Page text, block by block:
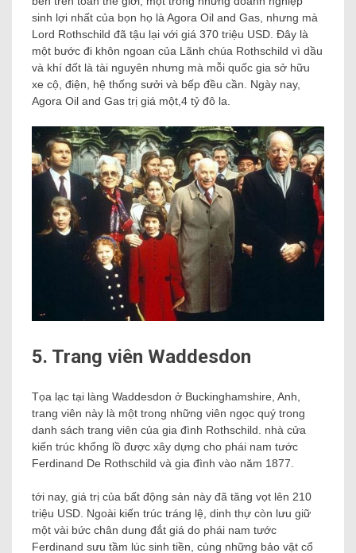
sinh lợi nhất của bọn họ là Agora Oil and Gas, nhưng mà
Lord Rothschild đã tậu lại với giá 370 triệu USD. Đây là
một bước đi khôn ngoan của Lãnh chúa Rothschild vì dầu
và khí đốt là tài nguyên nhưng mà mỗi quốc gia sở hữu
xe cộ, điện, hệ thống sưởi và bếp đều cần. Ngày nay,
Agora Oil and Gas trị giá một,4 tỷ đô la.
5. Trang viên Waddesdon
Tọa lạc tại làng Waddesdon ở Buckinghamshire, Anh,
trang viên này là một trong những viên ngọc quý trong
danh sách trang viên của gia đình Rothschild. nhà cửa
kiến ​​trúc khổng lồ được xây dựng cho phái nam tước
Ferdinand De Rothschild và gia đình vào năm 1877.
tới nay, giá trị của bất động sản này đã tăng vọt lên 210
triệu USD. Ngoài kiến ​​trúc tráng lệ, dinh thự còn lưu giữ
một vài bức chân dung đắt giá do phái nam tước
Ferdinand sưu tầm lúc sinh tiền, cùng những bảo vật cổ